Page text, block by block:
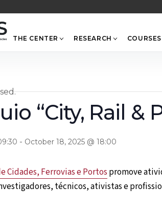
THE CENTER RESEARCH COURSES
“City, Rail &
- October 18, 2025 @ 18:00
Cidades, Ferrovias e Portos promove
técnicos, ativistas e